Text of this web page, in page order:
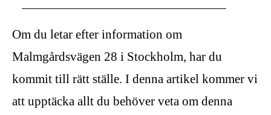
Om du letar efter information om
Malmgårdsvägen 28 i Stockholm, har du
kommit till rätt ställe. I denna artikel kommer vi
att upptäcka allt du behöver veta om denna